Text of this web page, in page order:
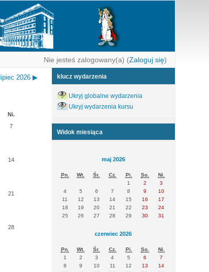
Nie jesteś zalogowany(a) (Zaloguj się)
lipiec 2026 ▶
Ni.
7
14
21
28
klucz wydarzenia
Ukryj globalne wydarzenia
Ukryj wydarzenia kursu
Widok miesiąca
maj 2026
Pn. Wt. Śr. Cz. Pi. So.
Ni.
1
2
3
4
5 6 7 8 9
10
11
12 13 14 15 16
17
18
19 20 21 22 23
24
25
26 27 28 29 30 31
czerwiec 2026
Pn. Wt. Śr. Cz. Pi. So.
Ni.
1
2 3 4 5 6
7
8
9 10 11 12 13
14